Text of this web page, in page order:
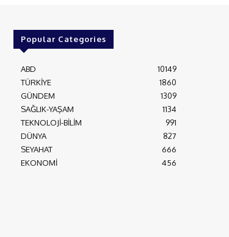
Popular Categories
ABD
10149
TÜRKİYE
1860
GÜNDEM
1309
SAĞLIK-YAŞAM
1134
TEKNOLOJİ-BİLİM
991
DÜNYA
827
SEYAHAT
666
EKONOMİ
456